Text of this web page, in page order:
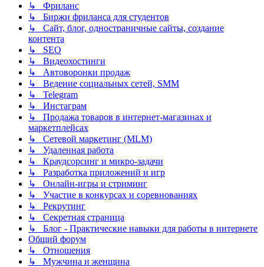
↳ Фриланс
↳ Биржи фриланса для студентов
↳ Сайт, блог, одностраничные сайты, создание
контента
↳ SEO
↳ Видеохостинги
↳ Автоворонки продаж
↳ Ведение социальных сетей, SMM
↳ Telegram
↳ Инстаграм
↳ Продажа товаров в интернет-магазинах и
маркетплейсах
↳ Сетевой маркетинг (MLM)
↳ Удаленная работа
↳ Краудсорсинг и микро-задачи
↳ Разработка приложений и игр
↳ Онлайн-игры и стриминг
↳ Участие в конкурсах и соревнованиях
↳ Рекрутинг
↳ Секретная страница
↳ Блог - Практические навыки для работы в интернете
Общий форум
↳ Отношения
↳ Мужчина и женщина